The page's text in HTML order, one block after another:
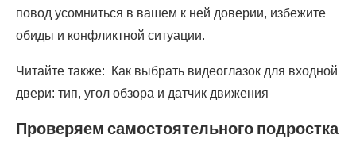
повод усомниться в вашем к ней доверии, избежите
обиды и конфликтной ситуации.
Читайте также: Как выбрать видеоглазок для входной
двери: тип, угол обзора и датчик движения
Проверяем самостоятельного подростка